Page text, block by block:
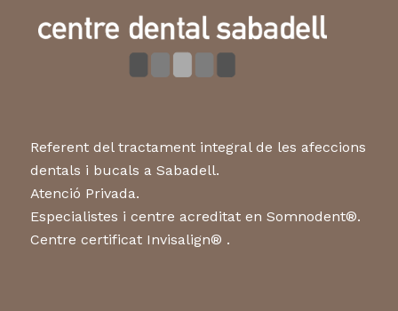
Referent del tractament integral de les afeccions
dentals i bucals a Sabadell.
Atenció Privada.
Especialistes i centre acreditat en Somnodent®.
Centre certificat Invisalign® .